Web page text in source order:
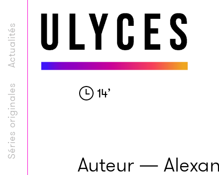
Séries originales
Actualités
14’
Auteur —